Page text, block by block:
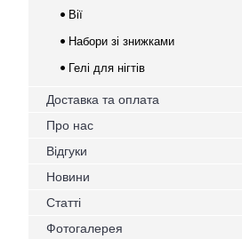
Вії
Набори зі знижками
Гелі для нігтів
Доставка та оплата
Про нас
Відгуки
Новини
Статті
Фотогалерея